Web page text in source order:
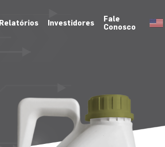
Relatórios Investidores
Fale
Conosco